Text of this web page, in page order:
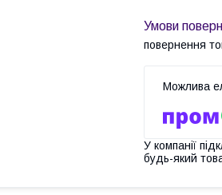
повернення
У компанії
будь-який